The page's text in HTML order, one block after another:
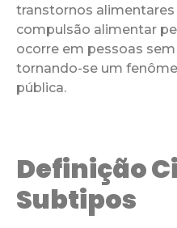
transtornos
compulsão alimentar
ocorre em pessoas
tornando-se um
pública.
Definição
Subtipos